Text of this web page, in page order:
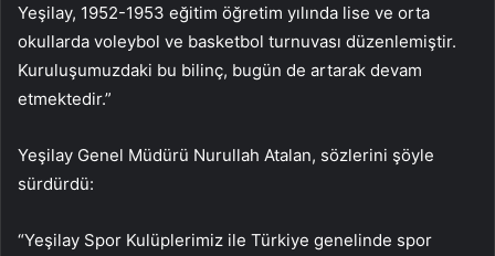
Yeşilay, 1952-1953 eğitim öğretim yılında lise ve orta
okullarda voleybol ve basketbol turnuvası düzenlemiştir.
Kuruluşumuzdaki bu bilinç, bugün de artarak devam
etmektedir.”
Yeşilay Genel Müdürü Nurullah Atalan, sözlerini şöyle
sürdürdü:
“Yeşilay Spor Kulüplerimiz ile Türkiye genelinde spor